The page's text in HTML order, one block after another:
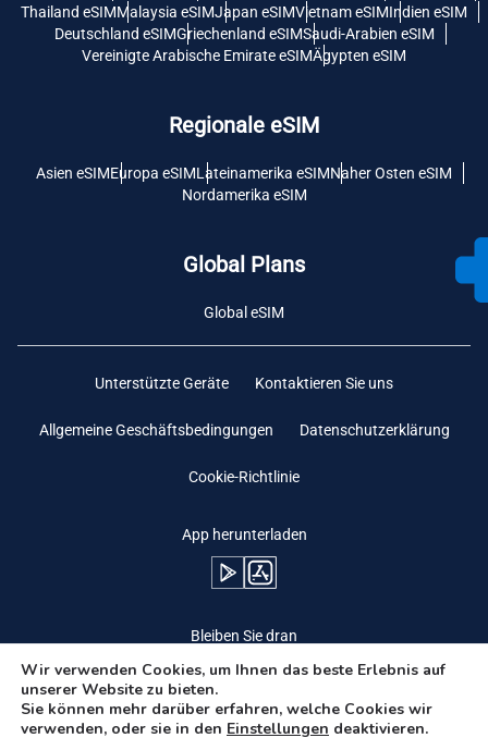
Thailand eSIMMalaysia eSIMJapan eSIMVietnam eSIMIndien eSIM
Deutschland eSIMGriechenland eSIMSaudi-Arabien eSIM
Vereinigte Arabische Emirate eSIMÄgypten eSIM
Regionale eSIM
Asien eSIMEuropa eSIMLateinamerika eSIMNaher Osten eSIM
Nordamerika eSIM
Global Plans
Global eSIM
Unterstützte Geräte Kontaktieren Sie uns
Allgemeine Geschäftsbedingungen Datenschutzerklärung
Cookie-Richtlinie
App herunterladen
Bleiben Sie dran
Wir verwenden Cookies, um Ihnen das beste Erlebnis auf
unserer Website zu bieten.
Sie können mehr darüber erfahren, welche Cookies wir
verwenden, oder sie in den Einstellungen deaktivieren.